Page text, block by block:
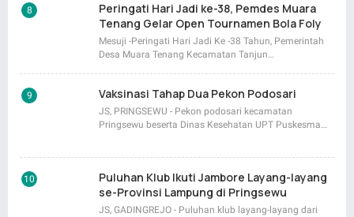
Peringati Hari Jadi ke-38, Pemdes Muara
Tenang Gelar Open Tournamen Bola Foly
Mesuji -Peringati Hari Jadi Ke -38 Tahun, Pemerintah
Desa Muara Tenang Kecamatan Tanjun…
Vaksinasi Tahap Dua Pekon Podosari
JS, PRINGSEWU - Pekon podosari kecamatan
Pringsewu beserta Dinas Kesehatan UPT Puskesma…
Puluhan Klub Ikuti Jambore Layang-layang
se-Provinsi Lampung di Pringsewu
JS, GADINGREJO - Puluhan klub layang-layang dari